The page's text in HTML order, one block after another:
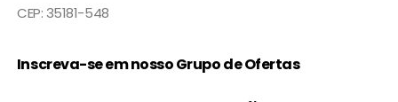
CEP: 35181-548
Inscreva-se em nosso Grupo de Ofertas